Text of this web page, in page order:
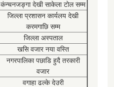
कंन्चनजङ्गा देखी साकेला टोल सम्म
जिल्ला प्रशासन कार्यलय देखी
करमगाछि सम्म
जिल्ला अस्पताल
खसि वजार नया वस्ति
नगरपालिका पछाडि हुदै तरकारी
वजार
वगाहा ढल्के देउरी